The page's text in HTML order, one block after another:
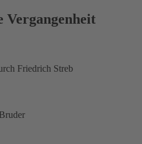
Friedrich Streb